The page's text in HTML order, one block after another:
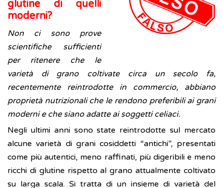
glutine di quelli
moderni?
Non ci sono prove
scientifiche sufficienti
per ritenere che le
varietà di grano coltivate circa un secolo fa,
recentemente reintrodotte in commercio, abbiano
proprietà nutrizionali che le rendono preferibili ai grani
moderni e che siano adatte ai soggetti celiaci.
Negli ultimi anni sono state reintrodotte sul mercato
alcune varietà di grani cosiddetti “antichi”, presentati
come più autentici, meno raffinati, più digeribili e meno
ricchi di glutine rispetto al grano attualmente coltivato
su larga scala. Si tratta di un insieme di varietà del